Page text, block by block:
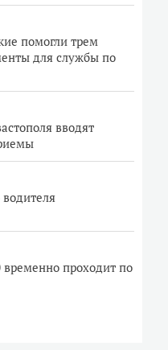
помогли трем
для службы по
вводят
водителя
проходит по